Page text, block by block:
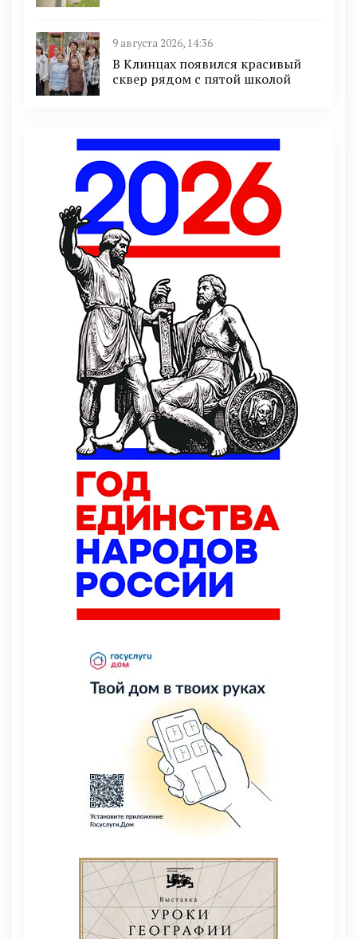
9 августа 2026, 14:36
В Клинцах появился красивый
сквер рядом с пятой школой